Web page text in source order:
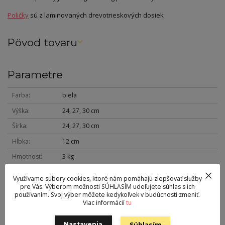
Poličky sú z laminovaných drevotrieskových dosiek
Pôvod tovaru
Parametre
Farba
biela
Výška
24, 27, 30 cm
Šírka
24, 27, 30 cm
Hĺbka
12 cm
Hmotnosť
3 kg
Kontakt
Milan Filo s.r.o. Liptovský Ján, Na ostrove 57/15
Využívame súbory cookies, ktoré nám pomáhajú zlepšovať služby
pre Vás. Výberom možnosti SÚHLASÍM udeľujete súhlas s ich
používaním. Svoj výber môžete kedykoľvek v budúcnosti zmeniť.
Viac informáciítu